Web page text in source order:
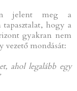
jelent meg a
hogy a
gyakran nem
vezető mondását:
ahol legalább egy